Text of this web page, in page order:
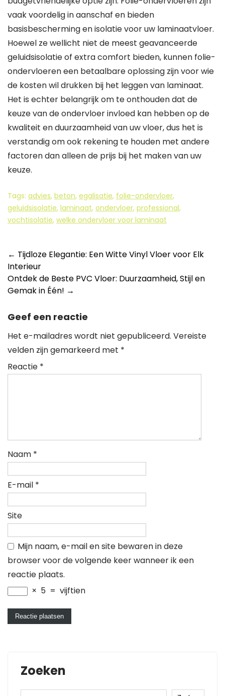
vaak voordelig in aanschaf en bieden
basisbescherming en isolatie voor uw laminaatvloer.
Hoewel ze wellicht niet de meest geavanceerde
geluidsisolatie of extra comfort bieden, kunnen folie-
ondervloeren een betaalbare oplossing zijn voor wie
de kosten wil drukken bij het leggen van laminaat.
Het is echter belangrijk om te onthouden dat de
keuze van de ondervloer invloed kan hebben op de
kwaliteit en duurzaamheid van uw vloer, dus het is
verstandig om ook rekening te houden met andere
factoren dan alleen de prijs bij het maken van uw
keuze.
Tags: advies, beton, egalisatie, folie-ondervloer,
geluidsisolatie, laminaat, ondervloer, professional,
vochtisolatie, welke ondervloer voor laminaat
Berichtnavigatie
← Tijdloze Elegantie: Een Witte Vinyl Vloer voor Elk
Interieur
Ontdek de Beste PVC Vloer: Duurzaamheid, Stijl en
Gemak in Één! →
Geef een reactie
Het e-mailadres wordt niet gepubliceerd. Vereiste
velden zijn gemarkeerd met *
Reactie *
Naam *
E-mail *
Site
Mijn naam, e-mail en site bewaren in deze
browser voor de volgende keer wanneer ik een
reactie plaats.
× 5 = vijftien
Zoeken